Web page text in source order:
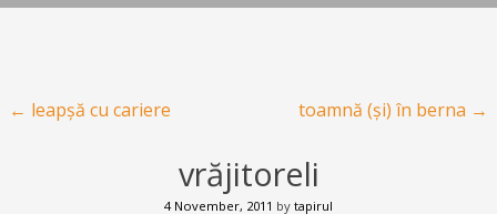
Post navigation
← leapșă cu cariere toamnă (și) în berna →
vrăjitoreli
4 November, 2011 by tapirul